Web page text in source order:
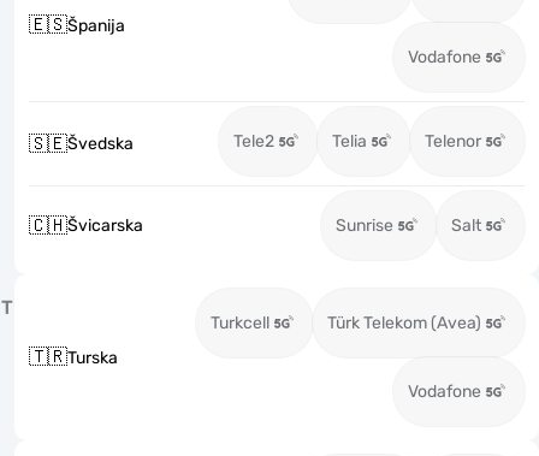
🇪🇸Španija
Vodafone
🇸🇪Švedska Tele2 Telia Telenor
🇨🇭Švicarska Sunrise Salt
T
🇹🇷Turska
Turkcell Türk Telekom (Avea)
Vodafone